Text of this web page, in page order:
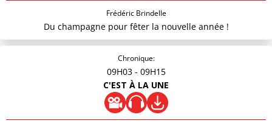
Frédéric Brindelle
Du champagne pour fêter la nouvelle année !
Chronique:
09H03 - 09H15
C'EST À LA UNE